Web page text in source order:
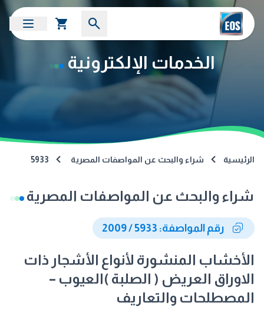
الخدمات الإلكترونية
الرئيسية شراء والبحث عن المواصفات المصرية 5933
شراء والبحث عن المواصفات المصرية
رقم المواصفة: 5933 / 2009
الأخشاب المنشورة لأنواع الأشجار ذات
الاوراق العريض ( الصلبة )العيوب –
المصطلحات والتعاريف